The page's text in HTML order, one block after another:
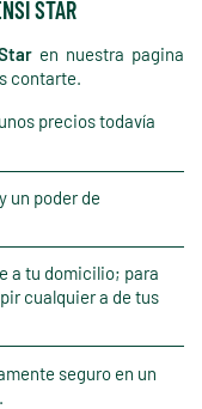
STAR
en nuestra pagina
contarte.
precios todavía
un poder de
a tu domicilio; para
cualquier a de tus
seguro en un